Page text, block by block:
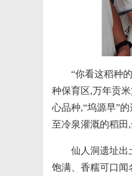
“你看这稻种
种保育区,万年贡
心品种,“坞源早”
至冷泉灌溉的稻田,
仙人洞遗址出
饱满、香糯可口闻